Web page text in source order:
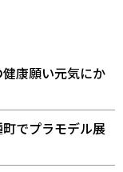
康願い元気にか
でプラモデル展